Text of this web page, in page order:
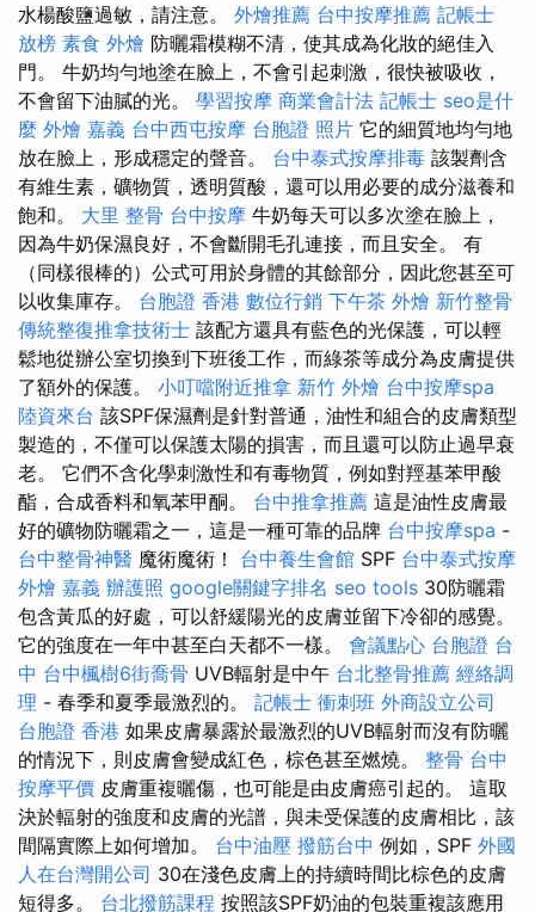
水楊酸鹽過敏，請注意。 外燴推薦 台中按摩推薦 記帳士
放榜 素食 外燴 防曬霜模糊不清，使其成為化妝的絕佳入
門。 牛奶均勻地塗在臉上，不會引起刺激，很快被吸收，
不會留下油膩的光。 學習按摩 商業會計法 記帳士 seo是什
麼 外燴 嘉義 台中西屯按摩 台胞證 照片 它的細質地均勻地
放在臉上，形成穩定的聲音。 台中泰式按摩排毒 該製劑含
有維生素，礦物質，透明質酸，還可以用必要的成分滋養和
飽和。 大里 整骨 台中按摩 牛奶每天可以多次塗在臉上，
因為牛奶保濕良好，不會斷開毛孔連接，而且安全。 有
（同樣很棒的）公式可用於身體的其餘部分，因此您甚至可
以收集庫存。 台胞證 香港 數位行銷 下午茶 外燴 新竹整骨
傳統整復推拿技術士 該配方還具有藍色的光保護，可以輕
鬆地從辦公室切換到下班後工作，而綠茶等成分為皮膚提供
了額外的保護。 小叮噹附近推拿 新竹 外燴 台中按摩spa
陸資來台 該SPF保濕劑是針對普通，油性和組合的皮膚類型
製造的，不僅可以保護太陽的損害，而且還可以防止過早衰
老。 它們不含化學刺激性和有毒物質，例如對羥基苯甲酸
酯，合成香料和氧苯甲酮。 台中推拿推薦 這是油性皮膚最
好的礦物防曬霜之一，這是一種可靠的品牌 台中按摩spa -
台中整骨神醫 魔術魔術！ 台中養生會館 SPF 台中泰式按摩
外燴 嘉義 辦護照 google關鍵字排名 seo tools 30防曬霜
包含黃瓜的好處，可以舒緩陽光的皮膚並留下冷卻的感覺。
它的強度在一年中甚至白天都不一樣。 會議點心 台胞證 台
中 台中楓樹6街喬骨 UVB輻射是中午 台北整骨推薦 經絡調
理 - 春季和夏季最激烈的。 記帳士 衝刺班 外商設立公司
台胞證 香港 如果皮膚暴露於最激烈的UVB輻射而沒有防曬
的情況下，則皮膚會變成紅色，棕色甚至燃燒。 整骨 台中
按摩平價 皮膚重複曬傷，也可能是由皮膚癌引起的。 這取
決於輻射的強度和皮膚的光譜，與未受保護的皮膚相比，該
間隔實際上如何增加。 台中油壓 撥筋台中 例如，SPF 外國
人在台灣開公司 30在淺色皮膚上的持續時間比棕色的皮膚
短得多。 台北撥筋課程 按照該SPF奶油的包裝重複該應用